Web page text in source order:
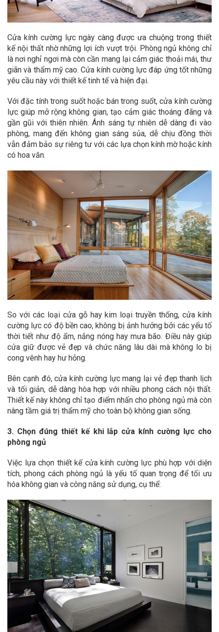
Cửa kính cường lực ngày càng được ưa chuộng trong thiết
kế nội thất nhờ những lợi ích vượt trội. Phòng ngủ không chỉ
là nơi nghỉ ngơi mà còn cần mang lại cảm giác thoải mái, thư
giãn và thẩm mỹ cao. Cửa kính cường lực đáp ứng tốt những
yêu cầu này với thiết kế tinh tế và hiện đại.
Với đặc tính trong suốt hoặc bán trong suốt, cửa kính cường
lực giúp mở rộng không gian, tạo cảm giác thoáng đãng và
gần gũi với thiên nhiên. Ánh sáng tự nhiên dễ dàng đi vào
phòng, mang đến không gian sáng sủa, dễ chịu đồng thời
vẫn đảm bảo sự riêng tư với các lựa chọn kính mờ hoặc kính
có hoa văn.
So với các loại cửa gỗ hay kim loại truyền thống, cửa kính
cường lực có độ bền cao, không bị ảnh hưởng bởi các yếu tố
thời tiết như độ ẩm, nắng nóng hay mưa bão. Điều này giúp
cửa giữ được vẻ đẹp và chức năng lâu dài mà không lo bị
cong vênh hay hư hỏng.
Bên cạnh đó, cửa kính cường lực mang lại vẻ đẹp thanh lịch
và tối giản, dễ dàng hòa hợp với nhiều phong cách nội thất.
Thiết kế này không chỉ tạo điểm nhấn cho phòng ngủ mà còn
nâng tầm giá trị thẩm mỹ cho toàn bộ không gian sống.
3. Chọn đúng thiết kế khi lắp cửa kính cường lực cho
phòng ngủ
Việc lựa chọn thiết kế cửa kính cường lực phù hợp với diện
tích, phong cách phòng ngủ là yếu tố quan trọng để tối ưu
hóa không gian và công năng sử dụng, cụ thể: